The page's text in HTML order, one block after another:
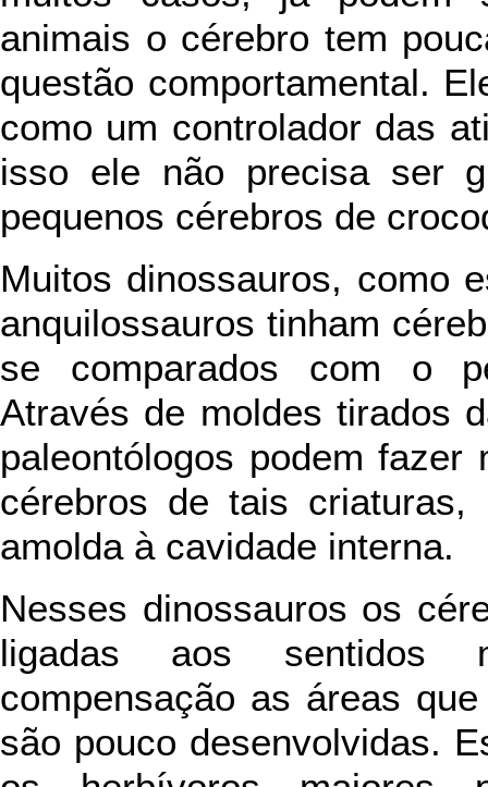
animais o cérebro tem
questão comportamental.
como um controlador das
isso ele não precisa ser
pequenos cérebros de
Muitos dinossauros, como
anquilossauros tinham
se comparados com o
Através de moldes tirados
paleontólogos podem
cérebros de tais
amolda à cavidade interna.
Nesses dinossauros os
ligadas aos sentidos
compensação as áreas
são pouco desenvolvidas.